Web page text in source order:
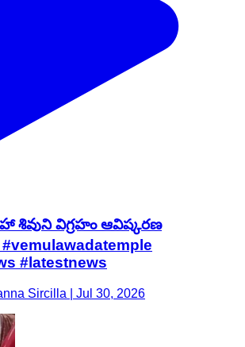
విగ్రహం ఆవిష్కరణ
#latestnews
Sircilla | Jul 30, 2026